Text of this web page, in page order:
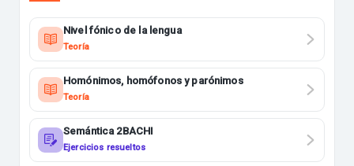
Nivel fónico de la lengua
Teoría
Homónimos, homófonos y parónimos
Teoría
Semántica 2BACHI
Ejercicios resueltos